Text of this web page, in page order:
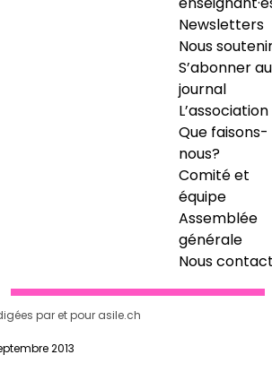
Newsletters
Nous
S’abonner au
journal
L’association
Que faisons-
nous?
Comité et
équipe
Assemblée
générale
Nous
par et pour asile.ch
2013